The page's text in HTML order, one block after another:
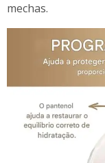
mechas.